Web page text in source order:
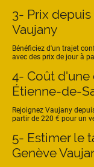
3- Prix
Vaujany
Bénéficiez d'un trajet
avec des prix de jour à
4- Coût d'une
Étienne-de-
Rejoignez Vaujany
partir de 220 € pour un
5- Estimer le
Genève